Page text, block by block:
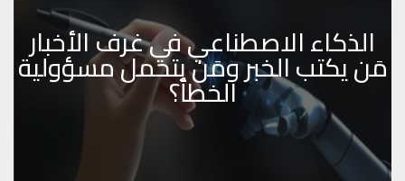
الذكاء الاصطناعي في غرف الأخبار
مَن يكتب الخبر ومَن يتحمل مسؤولية
الخطأ؟